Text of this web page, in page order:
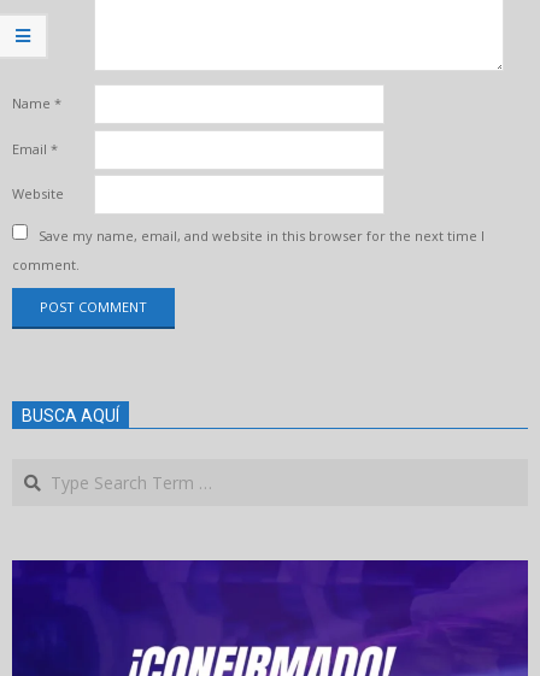
Name *
Email *
Website
Save my name, email, and website in this browser for the next time I
comment.
BUSCA AQUÍ
Search